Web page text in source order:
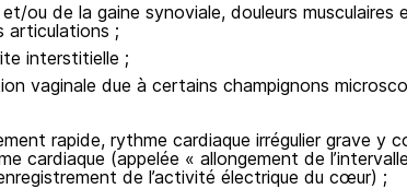
ou de la gaine synoviale, douleurs musculaires
articulations ;
interstitielle ;
vaginale due à certains champignons
rapide, rythme cardiaque irrégulier grave y
cardiaque (appelée « allongement de
de l’activité électrique du cœur) ;